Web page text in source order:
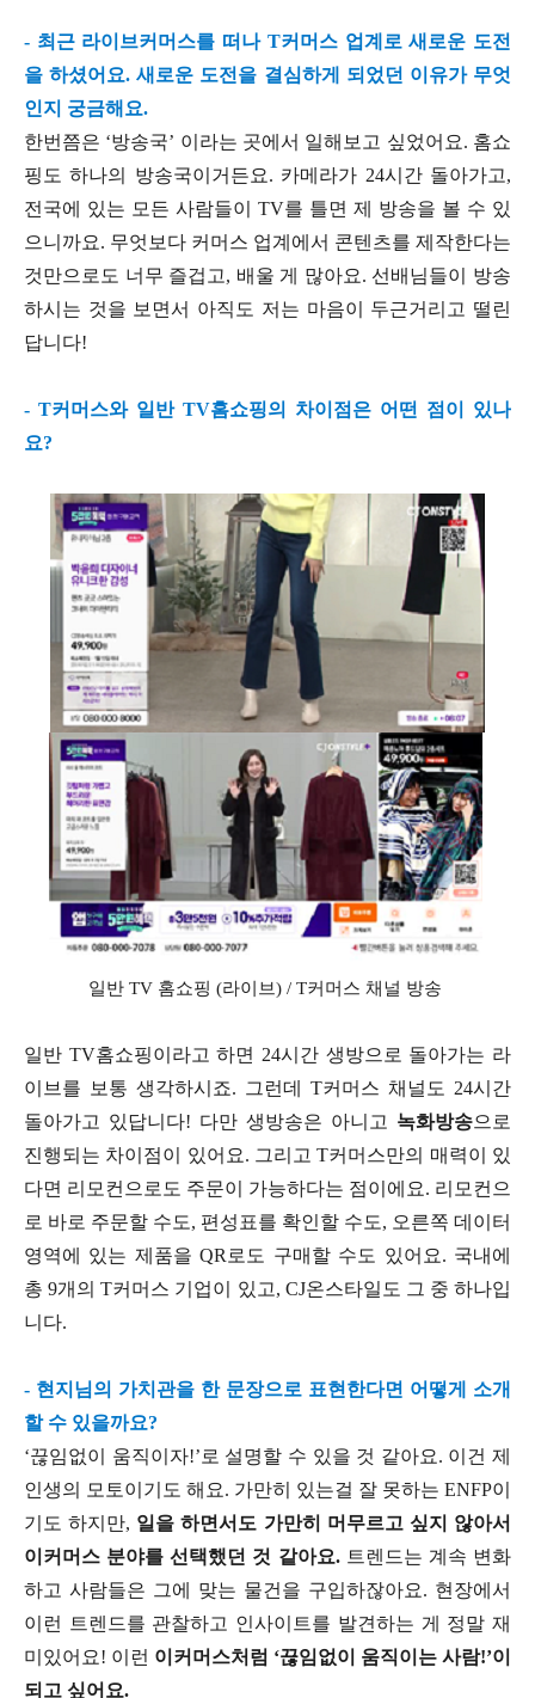
- 최근 라이브커머스를 떠나 T커머스 업계로 새로운 도전
을 하셨어요. 새로운 도전을 결심하게 되었던 이유가 무엇
인지 궁금해요.
한번쯤은 ‘방송국’ 이라는 곳에서 일해보고 싶었어요. 홈쇼
핑도 하나의 방송국이거든요. 카메라가 24시간 돌아가고,
전국에 있는 모든 사람들이 TV를 틀면 제 방송을 볼 수 있
으니까요. 무엇보다 커머스 업계에서 콘텐츠를 제작한다는
것만으로도 너무 즐겁고, 배울 게 많아요. 선배님들이 방송
하시는 것을 보면서 아직도 저는 마음이 두근거리고 떨린
답니다!
- T커머스와 일반 TV홈쇼핑의 차이점은 어떤 점이 있나
요?
일반 TV 홈쇼핑 (라이브) / T커머스 채널 방송
일반 TV홈쇼핑이라고 하면 24시간 생방으로 돌아가는 라
이브를 보통 생각하시죠. 그런데 T커머스 채널도 24시간
돌아가고 있답니다! 다만 생방송은 아니고 녹화방송으로
진행되는 차이점이 있어요. 그리고 T커머스만의 매력이 있
다면 리모컨으로도 주문이 가능하다는 점이에요. 리모컨으
로 바로 주문할 수도, 편성표를 확인할 수도, 오른쪽 데이터
영역에 있는 제품을 QR로도 구매할 수도 있어요. 국내에
총 9개의 T커머스 기업이 있고, CJ온스타일도 그 중 하나입
니다.
- 현지님의 가치관을 한 문장으로 표현한다면 어떻게 소개
할 수 있을까요?
‘끊임없이 움직이자!’로 설명할 수 있을 것 같아요. 이건 제
인생의 모토이기도 해요. 가만히 있는걸 잘 못하는 ENFP이
기도 하지만, 일을 하면서도 가만히 머무르고 싶지 않아서
이커머스 분야를 선택했던 것 같아요. 트렌드는 계속 변화
하고 사람들은 그에 맞는 물건을 구입하잖아요. 현장에서
이런 트렌드를 관찰하고 인사이트를 발견하는 게 정말 재
미있어요! 이런 이커머스처럼 ‘끊임없이 움직이는 사람!’이
되고 싶어요.